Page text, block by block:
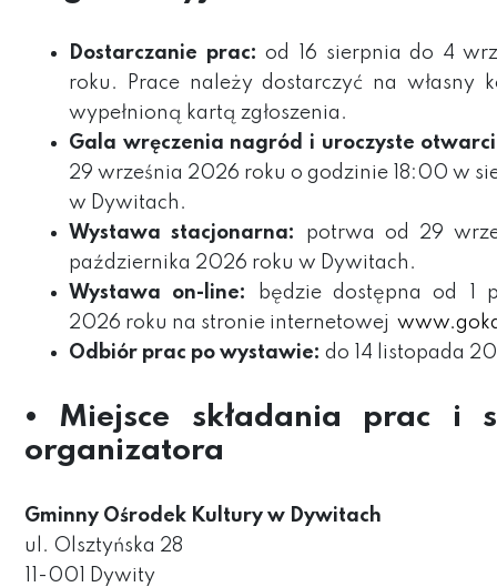
Dostarczanie prac: od 16 sierpnia do 4
roku. Prace należy dostarczyć na własny
wypełnioną kartą zgłoszenia.
Gala wręczenia nagród i uroczyste
29 września 2026 roku o godzinie 18:00 w
w Dywitach.
Wystawa stacjonarna:
potrwa od 29
października 2026 roku w Dywitach.
Wystawa on-line:
będzie dostępna od 1
2026 roku na stronie internetowej
Odbiór prac po wystawie: do 14 listopada
• Miejsce składania prac i
organizatora
Gminny Ośrodek Kultury w Dywitach
ul. Olsztyńska 28
11-001 Dywity